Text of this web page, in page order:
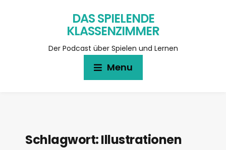
DAS SPIELENDE
KLASSENZIMMER
Der Podcast über Spielen und Lernen
Menu
Schlagwort:Illustrationen